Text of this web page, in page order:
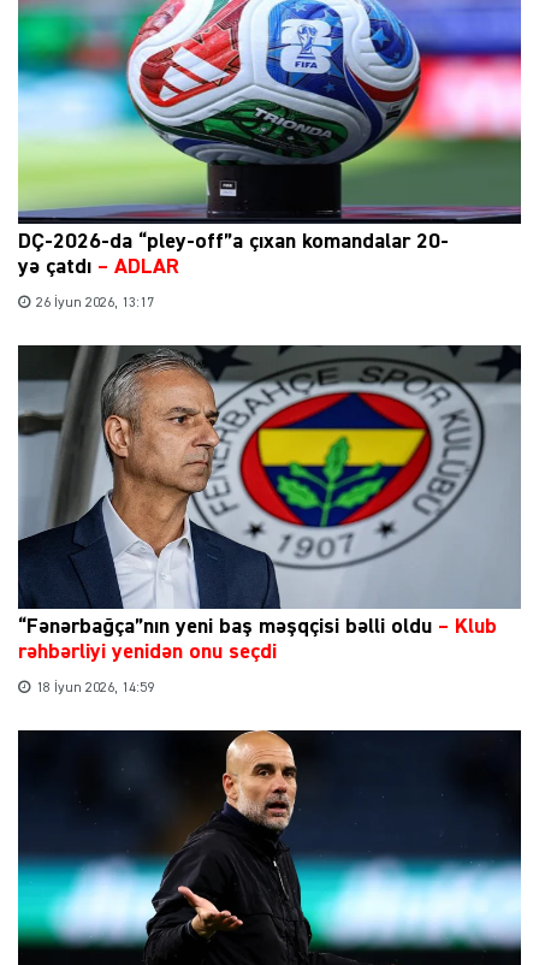
DÇ-2026-da “pley-off”a çıxan komandalar 20-
yə çatdı – ADLAR
26 İyun 2026, 13:17
“Fənərbağça”nın yeni baş məşqçisi bəlli oldu – Klub
rəhbərliyi yenidən onu seçdi
18 İyun 2026, 14:59